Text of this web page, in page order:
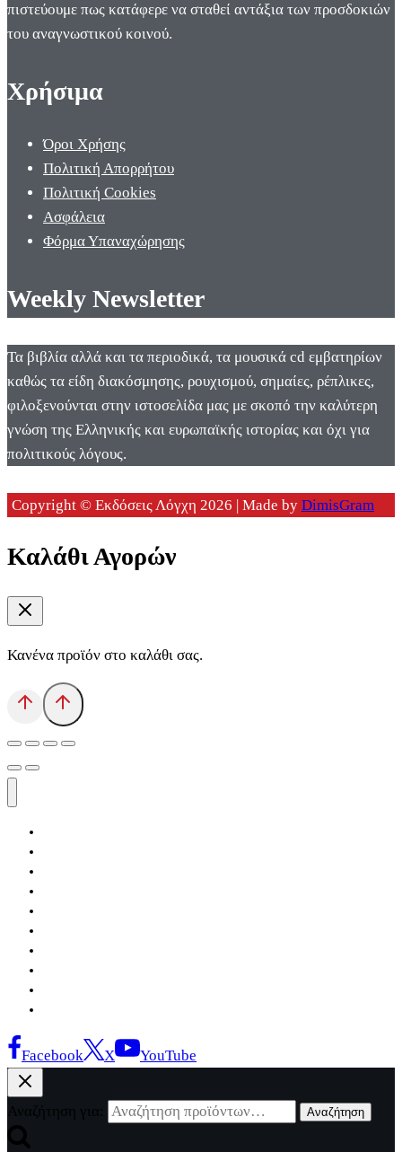
πιστεύουμε πως κατάφερε να σταθεί αντάξια των προσδοκιών
του αναγνωστικού κοινού.
Χρήσιμα
Όροι Χρήσης
Πολιτική Απορρήτου
Πολιτική Cookies
Ασφάλεια
Φόρμα Υπαναχώρησης
Weekly Newsletter
Τα βιβλία αλλά και τα περιοδικά, τα μουσικά cd εμβατηρίων
καθώς τα είδη διακόσμησης, ρουχισμού, σημαίες, ρέπλικες,
φιλοξενούνται στην ιστοσελίδα μας με σκοπό την καλύτερη
γνώση της Ελληνικής και ευρωπαϊκής ιστορίας και όχι για
πολιτικούς λόγους.
Copyright © Εκδόσεις Λόγχη 2026 | Made by DimisGram
Καλάθι Αγορών
Κανένα προϊόν στο καλάθι σας.
Facebook X YouTube
Αναζήτηση